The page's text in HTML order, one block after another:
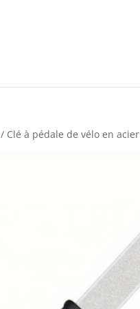
/ Clé à pédale de vélo en acier